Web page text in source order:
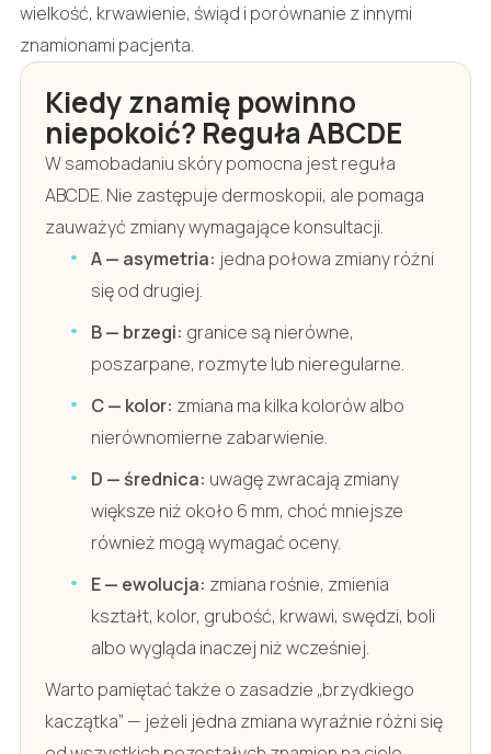
wielkość, krwawienie, świąd i porównanie z innymi
znamionami pacjenta.
Kiedy znamię powinno
niepokoić? Reguła ABCDE
W samobadaniu skóry pomocna jest reguła
ABCDE. Nie zastępuje dermoskopii, ale pomaga
zauważyć zmiany wymagające konsultacji.
A — asymetria: jedna połowa zmiany różni
się od drugiej.
B — brzegi: granice są nierówne,
poszarpane, rozmyte lub nieregularne.
C — kolor: zmiana ma kilka kolorów albo
nierównomierne zabarwienie.
D — średnica: uwagę zwracają zmiany
większe niż około 6 mm, choć mniejsze
również mogą wymagać oceny.
E — ewolucja: zmiana rośnie, zmienia
kształt, kolor, grubość, krwawi, swędzi, boli
albo wygląda inaczej niż wcześniej.
Warto pamiętać także o zasadzie „brzydkiego
kaczątka” — jeżeli jedna zmiana wyraźnie różni się